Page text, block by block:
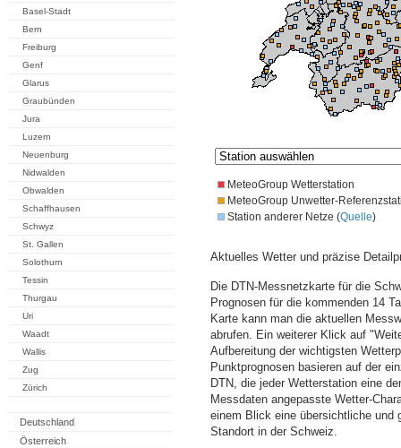
Basel-Stadt
Bern
Freiburg
Genf
Glarus
Graubünden
Jura
Luzern
Neuenburg
Nidwalden
Obwalden
Schaffhausen
Schwyz
St. Gallen
Solothurn
Tessin
Thurgau
Uri
Waadt
Wallis
Zug
Zürich
Deutschland
Österreich
MeteoGroup Wetterstation
MeteoGroup Unwetter-
Station anderer Netze (Quelle)
Aktuelles Wetter und präzise
Die DTN-Messnetzkarte für die
Prognosen für die kommenden 14
Karte kann man die aktuellen
abrufen. Ein weiterer Klick auf
Aufbereitung der wichtigsten
Punktprognosen basieren auf der
DTN, die jeder Wetterstation eine
Messdaten angepasste Wetter-
einem Blick eine übersichtliche und
Standort in der Schweiz.